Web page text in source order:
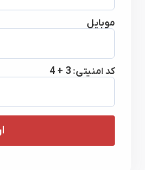
موبایل
کد امنیتی: 4 + 3